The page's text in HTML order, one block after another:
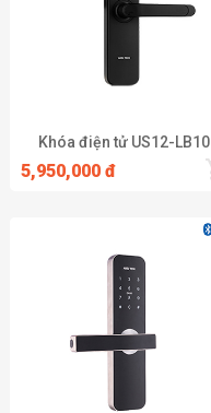
Khóa điện tử US12-LB10
5,950,000 đ